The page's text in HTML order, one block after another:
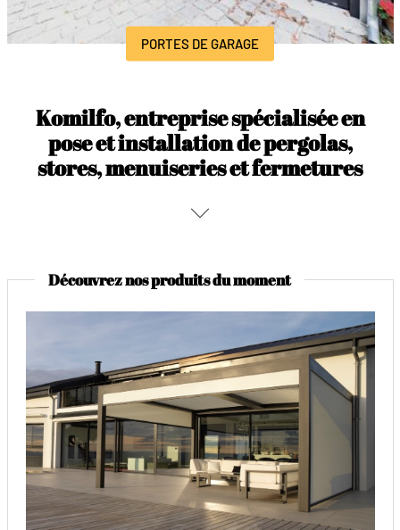
PORTES DE GARAGE
Komilfo, entreprise spécialisée en
pose et installation de pergolas,
stores, menuiseries et fermetures
Découvrez nos produits du moment